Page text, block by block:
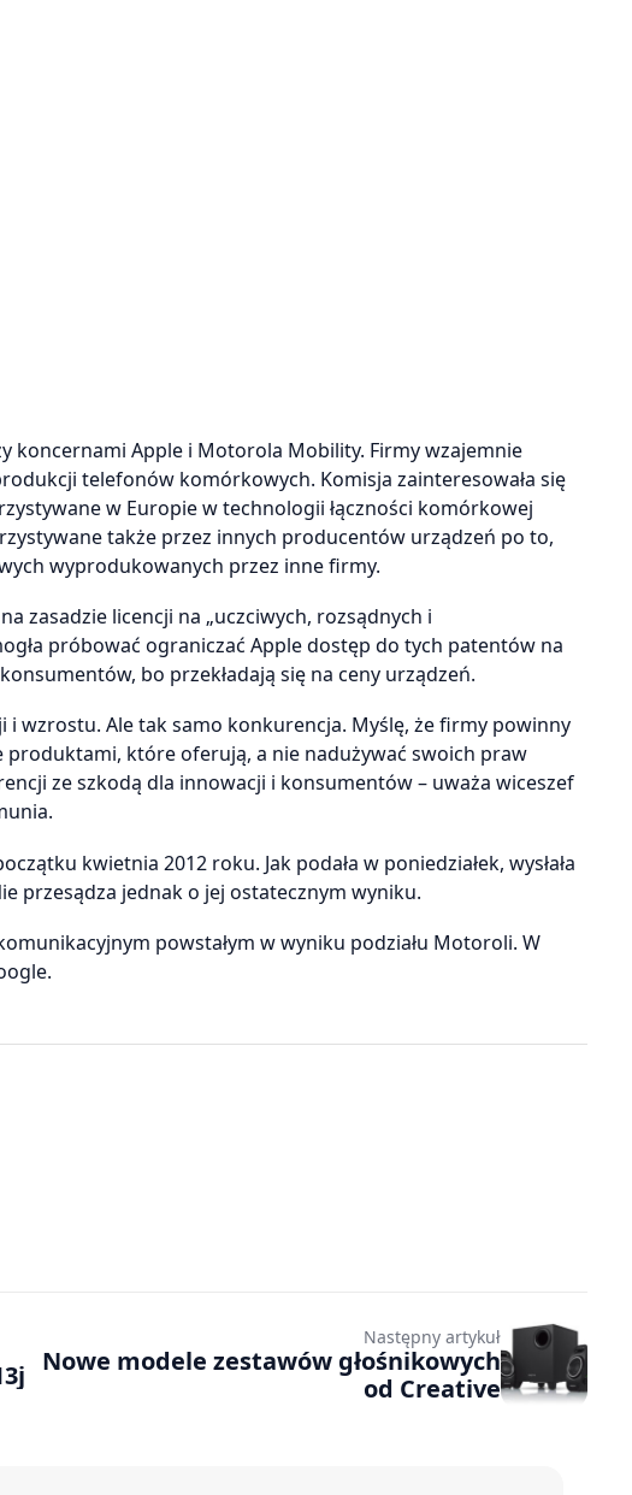
koncernami Apple i Motorola Mobility. Firmy wzajemnie
telefonów komórkowych. Komisja zainteresowała się
w Europie w technologii łączności komórkowej
także przez innych producentów urządzeń po to,
wyprodukowanych przez inne firmy.
zasadzie licencji na „uczciwych, rozsądnych i
próbować ograniczać Apple dostęp do tych patentów na
bo przekładają się na ceny urządzeń.
wzrostu. Ale tak samo konkurencja. Myślę, że firmy powinny
które oferują, a nie nadużywać swoich praw
ze szkodą dla innowacji i konsumentów – uważa wiceszef
kwietnia 2012 roku. Jak podała w poniedziałek, wysłała
przesądza jednak o jej ostatecznym wyniku.
powstałym w wyniku podziału Motoroli. W
Następny artykuł
Nowe modele zestawów głośnikowych
od Creative